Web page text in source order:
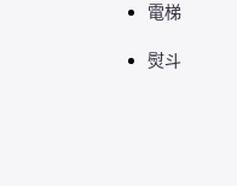
電梯
熨斗